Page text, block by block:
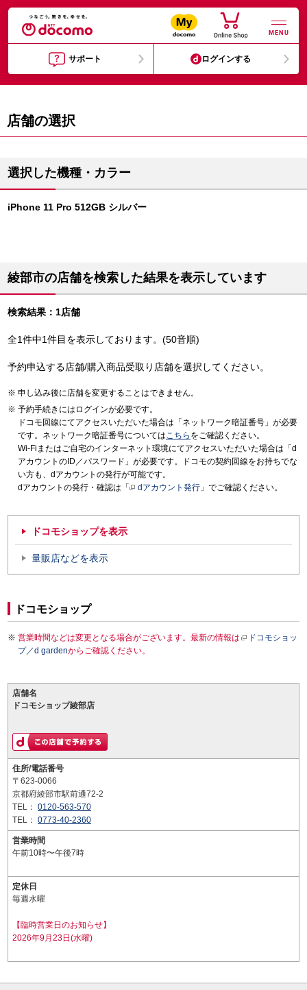
MENU
サポート ログインする
店舗の選択
選択した機種・カラー
iPhone 11 Pro 512GB シルバー
綾部市の店舗を検索した結果を表示しています
検索結果：1店舗
全1件中1件目を表示しております。(50音順)
予約申込する店舗/購入商品受取り店舗を選択してください。
申し込み後に店舗を変更することはできません。
予約手続きにはログインが必要です。
ドコモ回線にてアクセスいただいた場合は「ネットワーク暗証番号」が必要
です。ネットワーク暗証番号についてはこちら をご確認ください。
Wi-Fiまたはご自宅のインターネット環境にてアクセスいただいた場合は「d
アカウントのID／パスワード」が必要です。ドコモの契約回線をお持ちでな
い方も、dアカウントの発行が可能です。
dアカウントの発行・確認は「
dアカウント発行 」でご確認ください。
ドコモショップを表示
量販店などを表示
ドコモショップ
営業時間などは変更となる場合がございます。最新の情報は
ドコモショッ
プ／d gardenからご確認ください。
店舗名
ドコモショップ綾部店
住所/電話番号
〒623-0066
京都府綾部市駅前通72-2
TEL： 0120-563-570
TEL： 0773-40-2360
営業時間
午前10時〜午後7時
定休日
毎週水曜
【臨時営業日のお知らせ】
2026年9月23日(水曜)